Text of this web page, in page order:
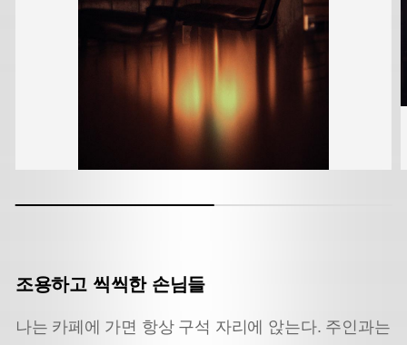
조용하고 씩씩한 손님들
나는 카페에 가면 항상 구석 자리에 앉는다. 주인과는